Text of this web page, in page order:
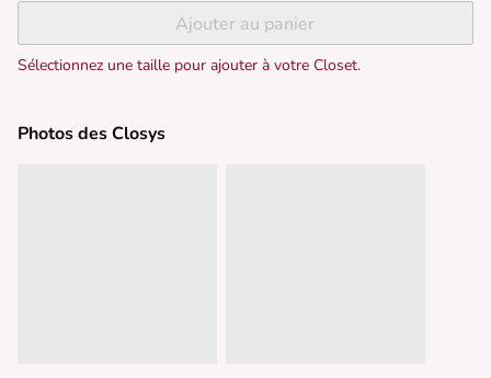
Ajouter au panier
Sélectionnez une taille pour ajouter à votre Closet.
Photos des Closys